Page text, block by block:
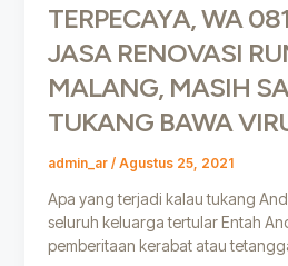
TERPECAYA, WA
JASA RENOVASI
MALANG, MASIH
TUKANG BAWA
admin_ar / Agustus 25, 2021
Apa yang terjadi kalau tukang
seluruh keluarga tertular Entah
pemberitaan kerabat atau